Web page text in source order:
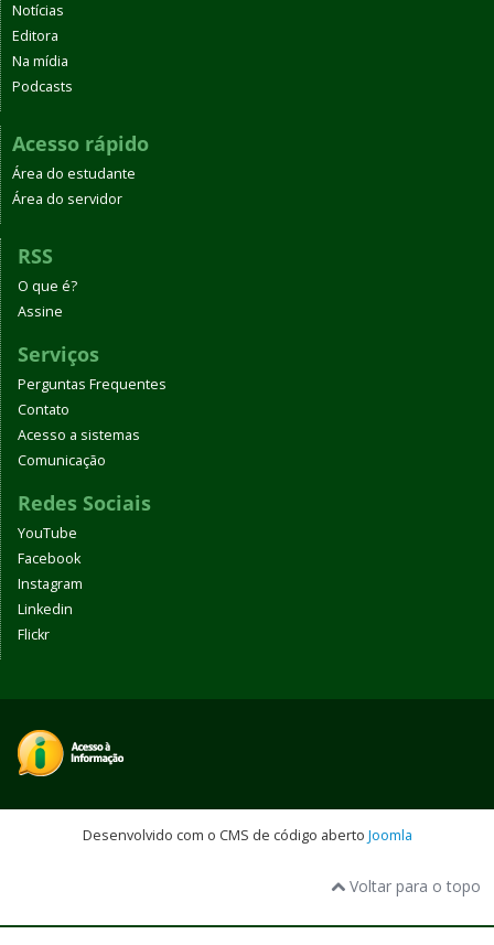
Notícias
Editora
Na mídia
Podcasts
Acesso rápido
Área do estudante
Área do servidor
RSS
O que é?
Assine
Serviços
Perguntas Frequentes
Contato
Acesso a sistemas
Comunicação
Redes Sociais
YouTube
Facebook
Instagram
Linkedin
Flickr
Desenvolvido com o CMS de código aberto Joomla
Voltar para o topo